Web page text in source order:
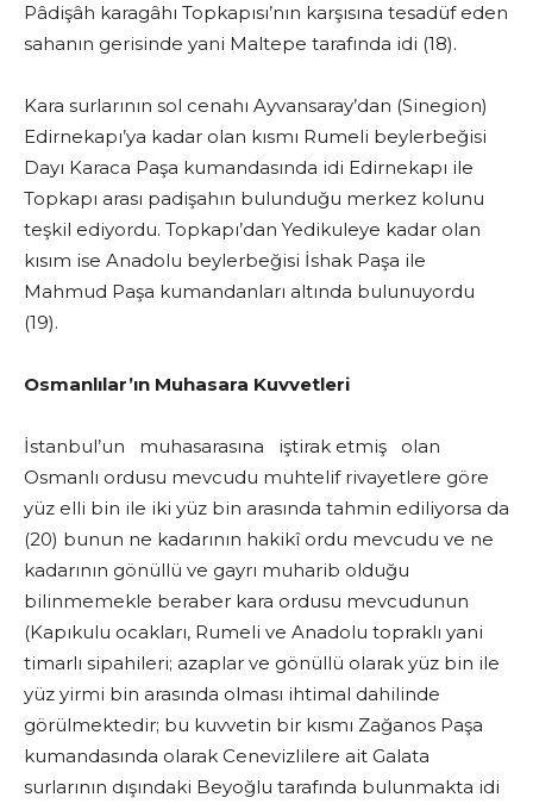
Pâdişâh karagâhı Topkapısı’nın karşısına tesadüf eden
sahanın gerisinde yani Maltepe tarafında idi (18).
Kara surlarının sol cenahı Ayvansaray’dan (Sinegion)
Edirnekapı’ya kadar olan kısmı Rumeli beylerbeğisi
Dayı Karaca Paşa kumandasında idi Edirnekapı ile
Topkapı arası padişahın bulunduğu merkez kolunu
teşkil ediyordu. Topkapı’dan Yedikuleye kadar olan
kısım ise Anadolu beylerbeğisi İshak Paşa ile
Mahmud Paşa kumandanları altında bulunuyordu
(19).
Osmanlılar’ın Muhasara Kuvvetleri
İstanbul’un muhasarasına iştirak etmiş olan
Osmanlı ordusu mevcudu muhtelif rivayetlere göre
yüz elli bin ile iki yüz bin arasında tahmin ediliyorsa da
(20) bunun ne kadarının hakikî ordu mevcudu ve ne
kadarının gönüllü ve gayrı muharib olduğu
bilinmemekle beraber kara ordusu mevcudunun
(Kapıkulu ocakları, Rumeli ve Anadolu topraklı yani
timarlı sipahileri; azaplar ve gönüllü olarak yüz bin ile
yüz yirmi bin arasında olması ihtimal dahilinde
görülmektedir; bu kuvvetin bir kısmı Zağanos Paşa
kumandasında olarak Cenevizlilere ait Galata
surlarının dışındaki Beyoğlu tarafında bulunmakta idi